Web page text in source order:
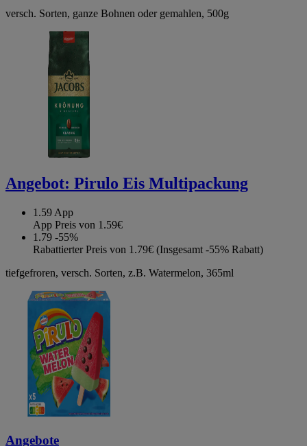
versch. Sorten, ganze Bohnen oder gemahlen, 500g
Angebot: Pirulo Eis Multipackung
1.59 App
App Preis von 1.59€
1.79 -55%
Rabattierter Preis von 1.79€ (Insgesamt -55% Rabatt)
tiefgefroren, versch. Sorten, z.B. Watermelon, 365ml
Angebote